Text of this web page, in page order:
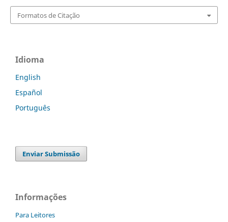
Formatos de Citação
Idioma
English
Español
Português
Enviar Submissão
Informações
Para Leitores